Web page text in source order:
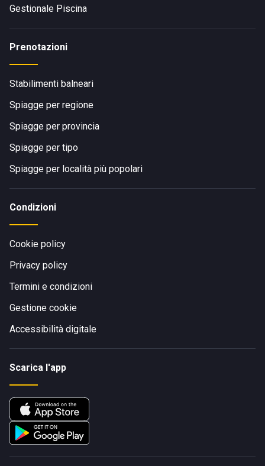
Gestionale Piscina
Prenotazioni
Stabilimenti balneari
Spiagge per regione
Spiagge per provincia
Spiagge per tipo
Spiagge per località più popolari
Condizioni
Cookie policy
Privacy policy
Termini e condizioni
Gestione cookie
Accessibilità digitale
Scarica l'app